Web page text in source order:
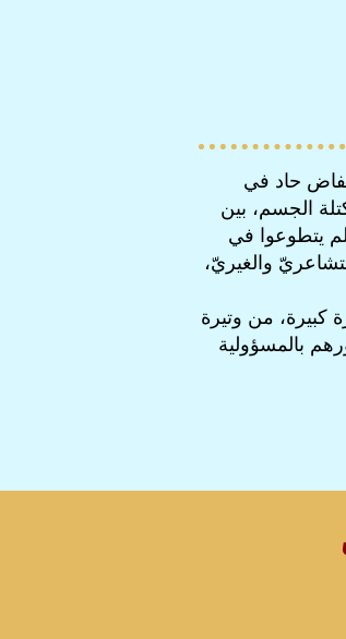
انخفاض حاد في
الجسم، بين
يتطوعوا في
والغيريّ،
كبيرة، من وتيرة
بالمسؤولية